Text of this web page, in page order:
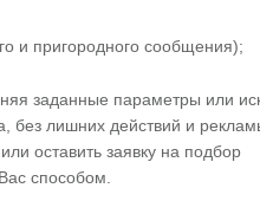
и пригородного сообщения);
заданные параметры или
без лишних действий и
оставить заявку на подбор
способом.